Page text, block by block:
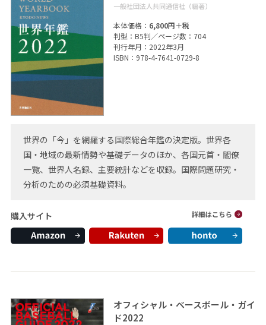
一般社団法人共同通信社（編著）
本体価格： 6,800円＋税
判型：B5判／ページ数：704
刊行年月：2022年3月
ISBN：978-4-7641-0729-8
世界の「今」を網羅する国際総合年鑑の決定版。世界各
国・地域の最新情勢や基礎データのほか、各国元首・閣僚
一覧、世界人名録、主要統計などを収録。国際問題研究・
分析のための必須基礎資料。
購入サイト
オフィシャル・ベースボール・ガイ
ド2022